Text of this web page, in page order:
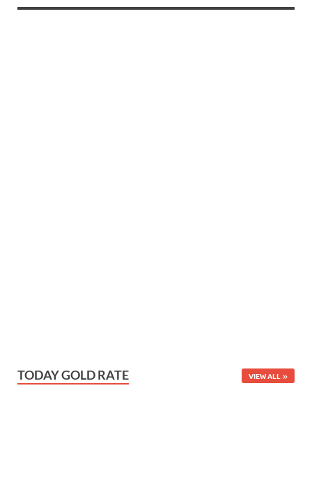
TODAY GOLD RATE VIEW ALL